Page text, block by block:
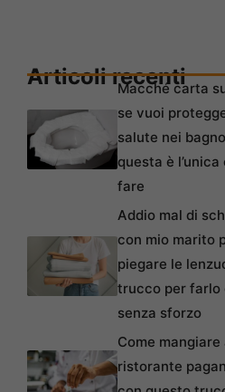
Articoli recenti
Macché carta
se vuoi
salute nei
questa è l’unica
fare
Addio mal di
con mio marito
piegare le
trucco per farlo
senza sforzo
Come mangiare
ristorante